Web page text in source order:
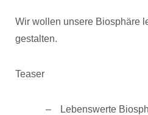
Wir wollen unsere Biosphäre
gestalten.
Teaser
Lebenswerte